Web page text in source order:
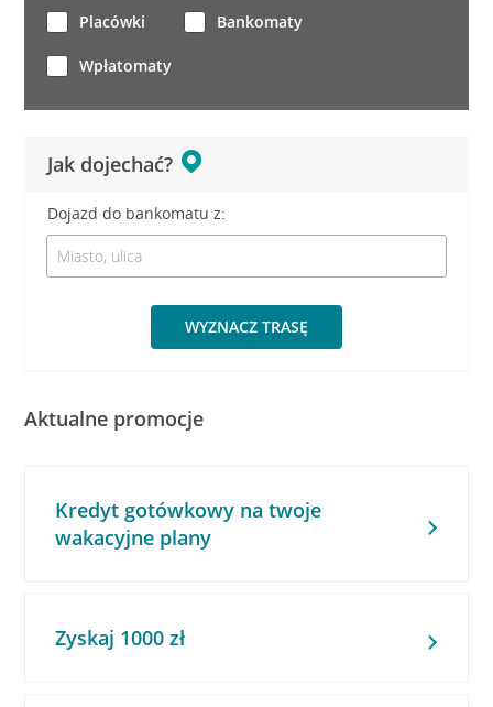
Jak dojechać?
Dojazd do bankomatu z:
WYZNACZ TRASĘ
Placówki Bankomaty
Wpłatomaty
Aktualne promocje
Kredyt gotówkowy na twoje
wakacyjne plany
Zyskaj 1000 zł